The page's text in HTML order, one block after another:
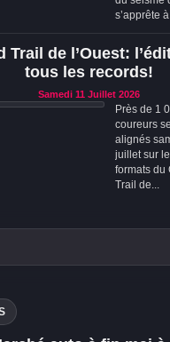
s’apprête
Trail de l’Ouest:
tous les records!
Samedi 11 Juillet 2026
Près de 1
coureurs
alignés
juillet sur
formats du
Trail de...